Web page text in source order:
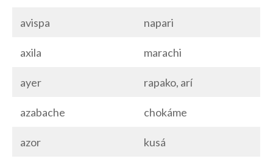
avispa napari
axila marachi
ayer rapako, arí
azabache chokáme
azor kusá